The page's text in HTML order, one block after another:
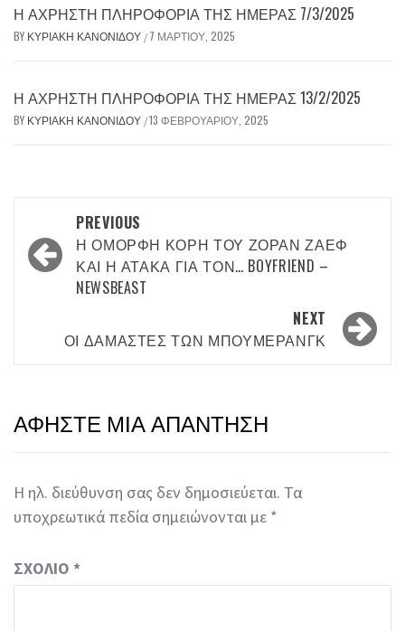
Η ΆΧΡΗΣΤΗ ΠΛΗΡΟΦΟΡΊΑ ΤΗΣ ΗΜΈΡΑΣ 7/3/2025
BY ΚΥΡΙΑΚΉ ΚΑΝΟΝΊΔΟΥ / 7 ΜΑΡΤΊΟΥ, 2025
Η ΆΧΡΗΣΤΗ ΠΛΗΡΟΦΟΡΊΑ ΤΗΣ ΗΜΈΡΑΣ 13/2/2025
BY ΚΥΡΙΑΚΉ ΚΑΝΟΝΊΔΟΥ /13 ΦΕΒΡΟΥΑΡΊΟΥ, 2025
navigation
PREVIOUS
Η ΌΜΟΡΦΗ ΚΌΡΗ ΤΟΥ ΖΌΡΑΝ ΖΆΕΦ
ΚΑΙ Η ΑΤΆΚΑ ΓΙΑ ΤΟΝ… BOYFRIEND –
NEWSBEAST
NEXT
ΟΙ ΔΑΜΑΣΤΈΣ ΤΩΝ ΜΠΟΎΜΕΡΑΝΓΚ
ΑΦΉΣΤΕ ΜΙΑ ΑΠΆΝΤΗΣΗ
Η ηλ. διεύθυνση σας δεν δημοσιεύεται. Τα
υποχρεωτικά πεδία σημειώνονται με *
ΣΧΌΛΙΟ *